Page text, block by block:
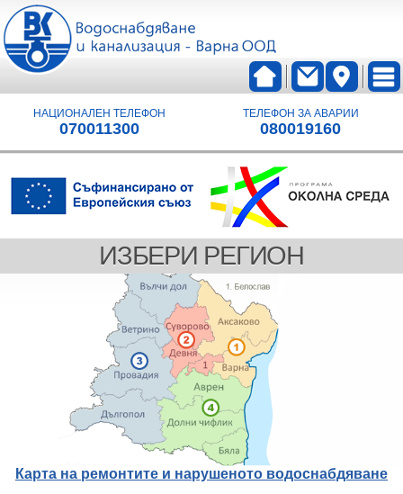
НАЦИОНАЛЕН ТЕЛЕФОН
070011300
ТЕЛЕФОН ЗА АВАРИИ
080019160
ИЗБЕРИ РЕГИОН
Карта на ремонтите и нарушеното водоснабдяване